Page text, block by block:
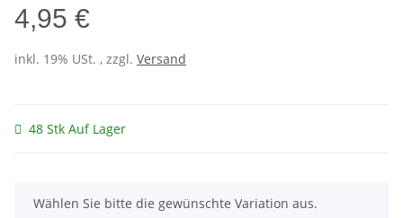
4,95 €
inkl. 19% USt. , zzgl. Versand
48 Stk Auf Lager
x
Wählen Sie bitte die gewünschte Variation aus.